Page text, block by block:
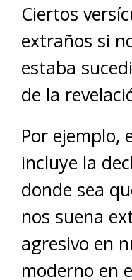
Ciertos
extraños si
estaba
de la
Por ejemplo,
incluye la
donde sea
nos suena
agresivo en
moderno en